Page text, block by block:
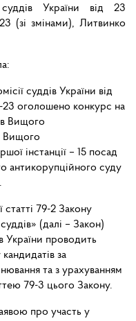
суддів України від 23
(зі змінами), Литвинко
суддів України від
оголошено конкурс на
Вищого
Вищого
інстанції – 15 посад
антикорупційного суду
79-2 Закону
(далі – Закон)
України проводить
за
та з урахуванням
79-3 цього Закону.
про участь у